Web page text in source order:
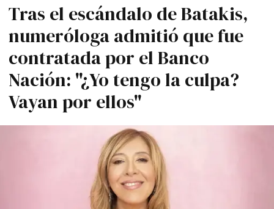
Tras el escándalo de Batakis,
numeróloga admitió que fue
contratada por el Banco
Nación: "¿Yo tengo la culpa?
Vayan por ellos"